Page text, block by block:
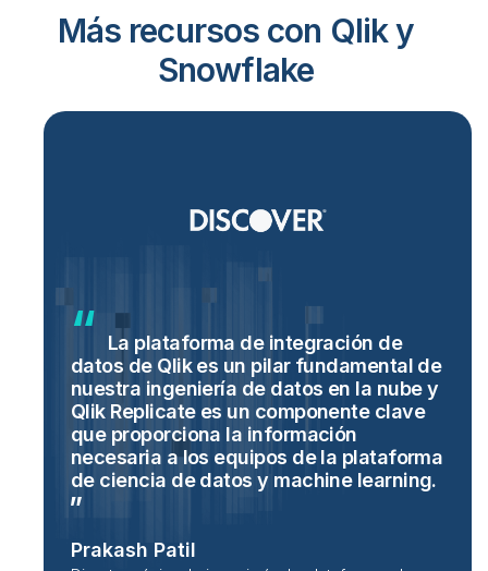
Más recursos con Qlik y
Snowflake
La plataforma de integración de
datos de Qlik es un pilar fundamental de
nuestra ingeniería de datos en la nube y
Qlik Replicate es un componente clave
que proporciona la información
necesaria a los equipos de la plataforma
de ciencia de datos y machine learning.
Prakash Patil